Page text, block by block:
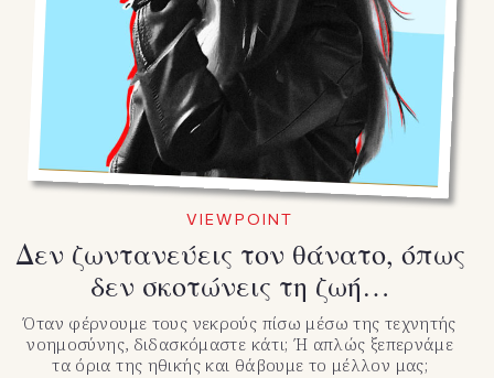
VIEWPOINT
Δεν ζωντανεύεις τον θάνατο, όπως
δεν σκοτώνεις τη ζωή…
Όταν φέρνουμε τους νεκρούς πίσω μέσω της τεχνητής
νοημοσύνης, διδασκόμαστε κάτι; Ή απλώς ξεπερνάμε
τα όρια της ηθικής και θάβουμε το μέλλον μας;